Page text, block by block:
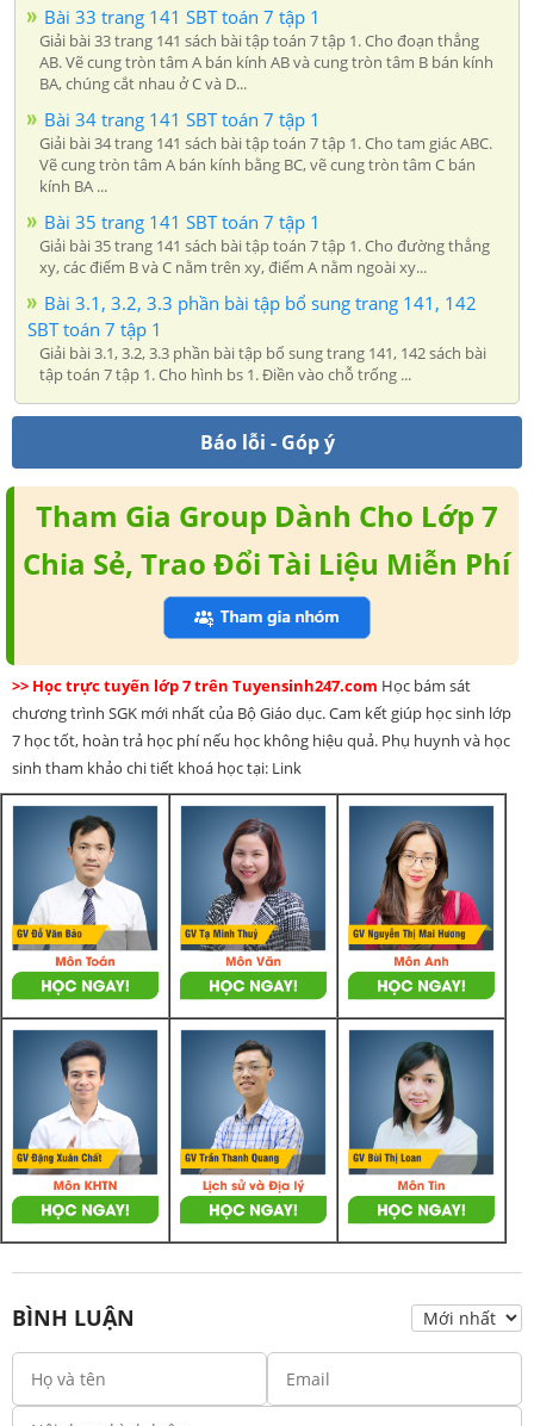
Bài 33 trang 141 SBT toán 7 tập 1
Giải bài 33 trang 141 sách bài tập toán 7 tập 1. Cho đoạn thẳng
AB. Vẽ cung tròn tâm A bán kính AB và cung tròn tâm B bán kính
BA, chúng cắt nhau ở C và D...
Bài 34 trang 141 SBT toán 7 tập 1
Giải bài 34 trang 141 sách bài tập toán 7 tập 1. Cho tam giác ABC.
Vẽ cung tròn tâm A bán kính bằng BC, vẽ cung tròn tâm C bán
kính BA ...
Bài 35 trang 141 SBT toán 7 tập 1
Giải bài 35 trang 141 sách bài tập toán 7 tập 1. Cho đường thẳng
xy, các điểm B và C nằm trên xy, điểm A nằm ngoài xy...
Bài 3.1, 3.2, 3.3 phần bài tập bổ sung trang 141, 142
SBT toán 7 tập 1
Giải bài 3.1, 3.2, 3.3 phần bài tập bổ sung trang 141, 142 sách bài
tập toán 7 tập 1. Cho hình bs 1. Điền vào chỗ trống ...
Báo lỗi - Góp ý
Tham Gia Group Dành Cho Lớp 7
Chia Sẻ, Trao Đổi Tài Liệu Miễn Phí
>> Học trực tuyến lớp 7 trên Tuyensinh247.com Học bám sát
chương trình SGK mới nhất của Bộ Giáo dục. Cam kết giúp học sinh lớp
7 học tốt, hoàn trả học phí nếu học không hiệu quả. Phụ huynh và học
sinh tham khảo chi tiết khoá học tại: Link
BÌNH LUẬN